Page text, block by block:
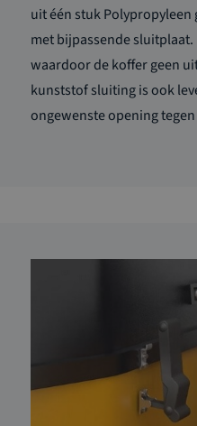
uit één stuk
met bijpassende sluitplaat.
waardoor de koffer geen
kunststof sluiting is ook
ongewenste opening tegen